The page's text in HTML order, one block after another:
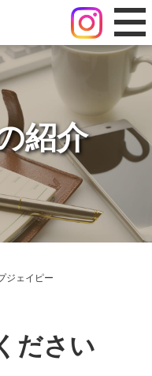
紹介
ジェイピー
ださい